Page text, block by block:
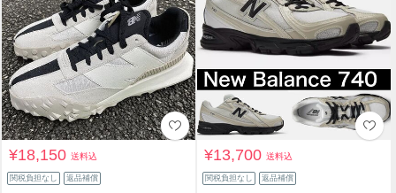
¥18,150送料込
関税負担なし 返品補償
¥13,700送料込
関税負担なし 返品補償